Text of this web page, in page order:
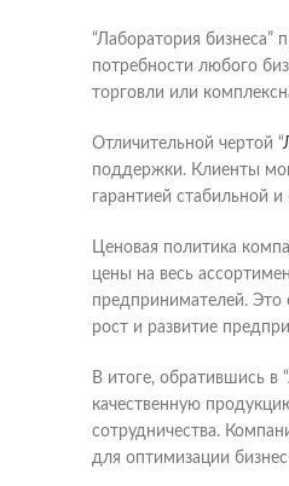
“Лаборатория бизнеса”
потребности любого
торговли или
Отличительной чертой “
поддержки. Клиенты
гарантией стабильной
Ценовая политика
цены на весь
предпринимателей. Это
рост и развитие
В итоге, обратившись в
качественную
сотрудничества.
для оптимизации